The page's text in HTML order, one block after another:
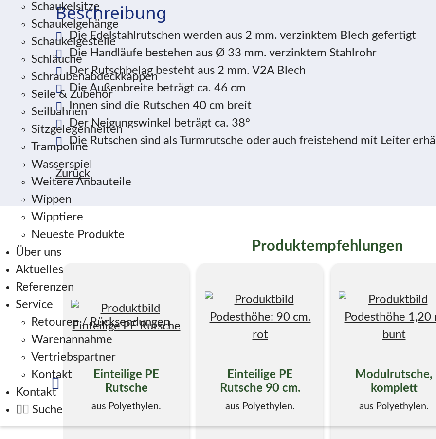
Schaukelsitze
Schaukelgehänge
Schaukelgestelle
Schläuche
Schraubenabdeckkappen
Seile & Zubehör
Seilbahnen
Sitzgelegenheiten
Trampoline
Wasserspiel
Weitere Anbauteile
Wippen
Wipptiere
Neueste Produkte
Über uns
Aktuelles
Referenzen
Service
Retouren / Rücksendungen
Warenannahme
Vertriebspartner
Kontakt
Kontakt
Suche
Beschreibung
Die Edelstahlrutschen werden aus 2 mm. verzinktem Blech gefertigt
Die Handläufe bestehen aus Ø 33 mm. verzinktem Stahlrohr
Der Rutschbelag besteht aus 2 mm. V2A Blech
Die Außenbreite beträgt ca. 46 cm
Innen sind die Rutschen 40 cm breit
Der Neigungswinkel beträgt ca. 38°
Die Rutschen sind als Turmrutsche oder auch freistehend mit Leiter
Zurück
Produktempfehlungen
Einteilige PE
Rutsche
aus Polyethylen.
Einteilige PE
Rutsche 90 cm.
aus Polyethylen.
Modulrutsche,
komplett
aus Polyethylen.